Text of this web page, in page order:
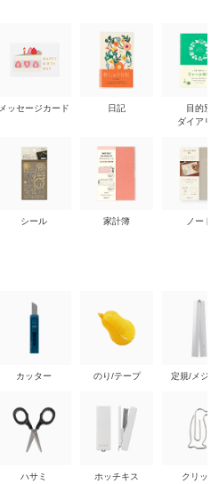
メッセージカード
シール
日記
家計簿
目的別
ダイアリ
ノート
カッター
ハサミ
のり/テープ
ホッチキス
定規/メジ
クリップ